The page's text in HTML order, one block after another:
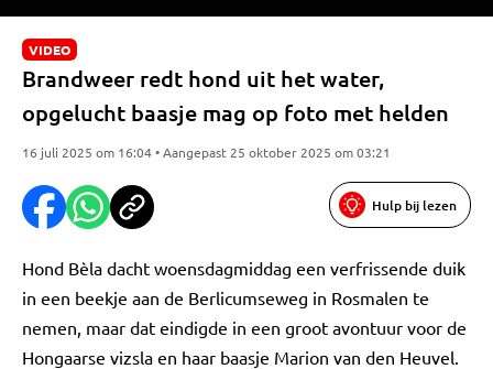
VIDEO
Brandweer redt hond uit het water,
opgelucht baasje mag op foto met helden
16 juli 2025 om 16:04 • Aangepast 25 oktober 2025 om 03:21
Hulp bij lezen
Hond Bèla dacht woensdagmiddag een verfrissende duik
in een beekje aan de Berlicumseweg in Rosmalen te
nemen, maar dat eindigde in een groot avontuur voor de
Hongaarse vizsla en haar baasje Marion van den Heuvel.